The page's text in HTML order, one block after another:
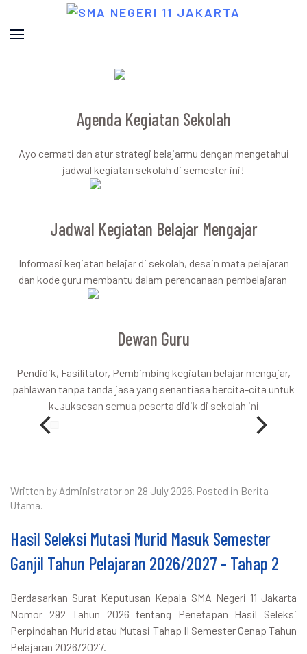
Agenda Kegiatan Sekolah
Ayo cermati dan atur strategi belajarmu dengan mengetahui
jadwal kegiatan sekolah di semester ini!
Jadwal Kegiatan Belajar Mengajar
Informasi kegiatan belajar di sekolah, desain mata pelajaran
dan kode guru membantu dalam perencanaan pembelajaran
Dewan Guru
Pendidik, Fasilitator, Pembimbing kegiatan belajar mengajar,
pahlawan tanpa tanda jasa yang senantiasa bercita-cita untuk
kesuksesan semua peserta didik di sekolah ini
Written by Administrator on 28 July 2026. Posted in Berita
Utama.
Hasil Seleksi Mutasi Murid Masuk Semester
Ganjil Tahun Pelajaran 2026/2027 - Tahap 2
Berdasarkan Surat Keputusan Kepala SMA Negeri 11 Jakarta
Nomor 292 Tahun 2026 tentang Penetapan Hasil Seleksi
Perpindahan Murid atau Mutasi Tahap II Semester Genap Tahun
Pelajaran 2026/2027.